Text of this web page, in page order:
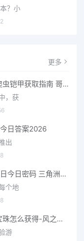
？小
更多
哥特王朝重制版爬虫铠甲获取指南 哥特王朝重制版爬虫铠甲获取方法
，获
日答案2026
出
三角洲行动6月18日今日密码 三角洲行动2026年6月18今日摩斯密码分享
个地
风之国世界次元宝珠怎么获得-风之国世界次元宝珠获取方法介绍
游